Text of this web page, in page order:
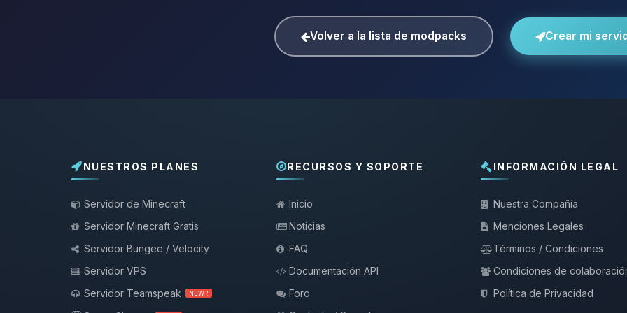
Volver a la lista de modpacks Crear mi
NUESTROS PLANES
Servidor de Minecraft
Servidor Minecraft Gratis
Servidor Bungee / Velocity
Servidor VPS
Servidor Teamspeak
NEW !
RECURSOS Y SOPORTE
Inicio
Noticias
FAQ
Documentación API
Foro
INFORMACIÓN LEGAL
Nuestra Compañía
Menciones Legales
Términos / Condiciones
Condiciones de
Política de Privacidad